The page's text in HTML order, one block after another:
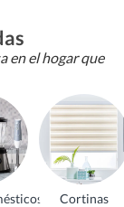
en el hogar que
Cortinas